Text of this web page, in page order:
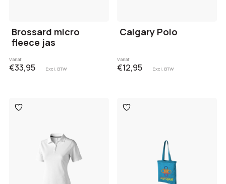
Brossard micro
fleece jas
Vanaf
€33,95 Excl. BTW
Calgary Polo
Vanaf
€12,95 Excl. BTW
Toevoegen
aan
Toevoegen
aan